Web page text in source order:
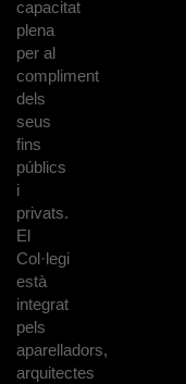
capacitat
plena
per al
compliment
dels
seus
fins
públics
i
privats.
El
Col·legi
està
integrat
pels
aparelladors,
arquitectes